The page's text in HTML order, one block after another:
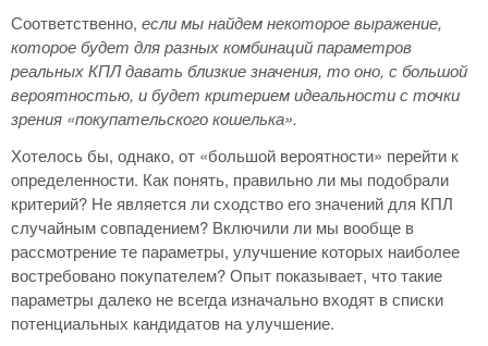
Соответственно, если мы найдем некоторое выражение,
которое будет для разных комбинаций параметров
реальных КПЛ давать близкие значения, то оно, с большой
вероятностью, и будет критерием идеальностис точки
зрения «покупательского кошелька».
Хотелось бы, однако, от «большой вероятности» перейти к
определенности. Как понять, правильно ли мы подобрали
критерий? Не является ли сходство его значений для КПЛ
случайным совпадением? Включили ли мы вообще в
рассмотрение те параметры, улучшение которых наиболее
востребовано покупателем? Опыт показывает, что такие
параметры далеко не всегда изначально входят в списки
потенциальных кандидатов на улучшение.